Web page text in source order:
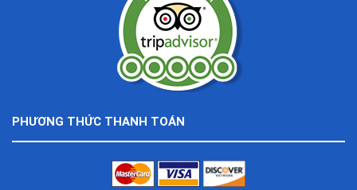
PHƯƠNG THỨC THANH TOÁN